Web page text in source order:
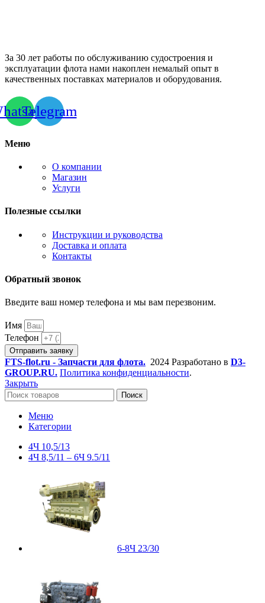
За 30 лет работы по обслуживанию судостроения и
эксплуатации флота нами накоплен немалый опыт в
качественных поставках материалов и оборудования.
Telegram
Меню
О компании
Магазин
Услуги
Полезные ссылки
Инструкции и руководства
Доставка и оплата
Контакты
Обратный звонок
Введите ваш номер телефона и мы вам перезвоним.
Имя
Телефон
Отправить заявку
FTS-flot.ru - Запчасти для флота. 2024 Разработано в D3-
GROUP.RU. Политика конфиденциальности.
Закрыть
Поиск
Меню
Категории
4Ч 10,5/13
4Ч 8,5/11 – 6Ч 9.5/11
6-8Ч 23/30